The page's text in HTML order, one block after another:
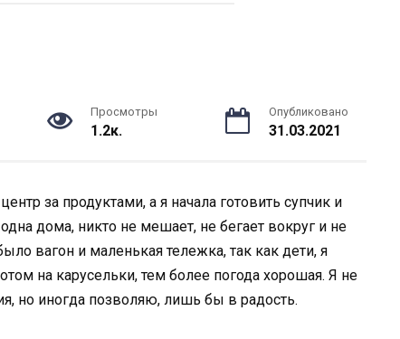
Просмотры
1.2к.
Опубликовано
31.03.2021
за продуктами, а я начала готовить супчик и
дома, никто не мешает, не бегает вокруг и не
вагон и маленькая тележка, так как дети, я
на карусельки, тем более погода хорошая. Я не
но иногда позволяю, лишь бы в радость.